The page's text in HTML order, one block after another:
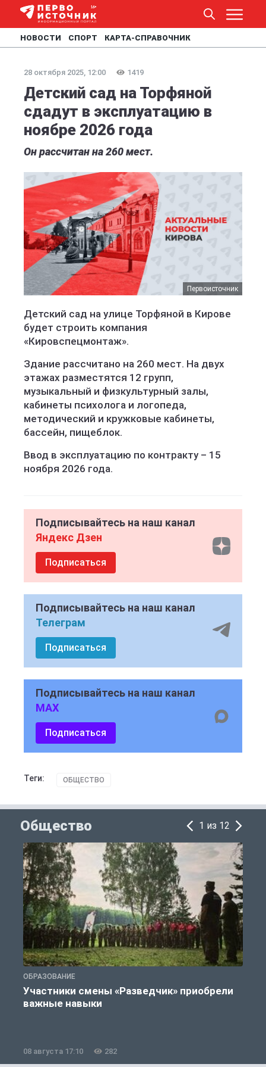
НОВОСТИ СПОРТ КАРТА-СПРАВОЧНИК
28 октября 2025, 12:00 1419
Детский сад на Торфяной
сдадут в эксплуатацию в
ноябре 2026 года
Он рассчитан на 260 мест.
Первоисточник
Детский сад на улице Торфяной в Кирове
будет строить компания
«Кировспецмонтаж».
Здание рассчитано на 260 мест. На двух
этажах разместятся 12 групп,
музыкальный и физкультурный залы,
кабинеты психолога и логопеда,
методический и кружковые кабинеты,
бассейн, пищеблок.
Ввод в эксплуатацию по контракту – 15
ноября 2026 года.
Подписывайтесь на наш канал
Яндекс Дзен
Подписаться
Подписывайтесь на наш канал
Телеграм
Подписаться
Подписывайтесь на наш канал
MAX
Подписаться
Теги: ОБЩЕСТВО
Общество 1 из 12
ОБРАЗОВАНИЕ
Участники смены «Разведчик» приобрели
важные навыки
08 августа 17:10 282